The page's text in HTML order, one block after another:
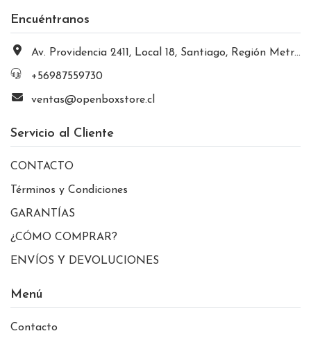
Encuéntranos
Av. Providencia 2411, Local 18, Santiago, Región Metropolitana, Chile
+56987559730
ventas@openboxstore.cl
Servicio al Cliente
CONTACTO
Términos y Condiciones
GARANTÍAS
¿CÓMO COMPRAR?
ENVÍOS Y DEVOLUCIONES
Menú
Contacto